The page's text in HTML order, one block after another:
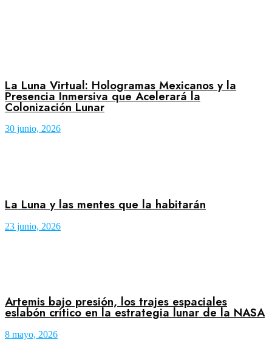
La Luna Virtual: Hologramas Mexicanos y la
Presencia Inmersiva que Acelerará la
Colonización Lunar
30 junio, 2026
La Luna y las mentes que la habitarán
23 junio, 2026
Artemis bajo presión, los trajes espaciales
eslabón crítico en la estrategia lunar de la NASA
8 mayo, 2026